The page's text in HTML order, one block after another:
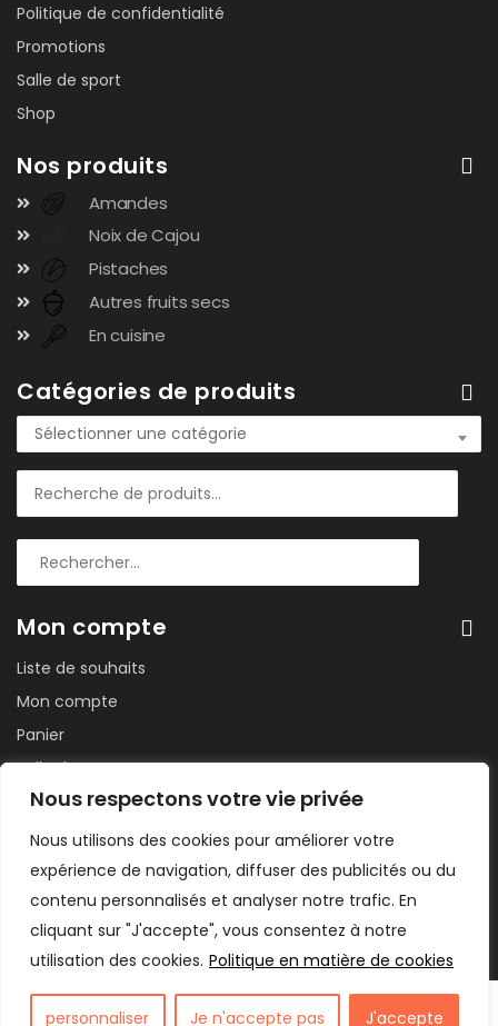
Nous respectons votre vie privée
Nous utilisons des cookies pour améliorer votre
expérience de navigation, diffuser des publicités ou du
contenu personnalisés et analyser notre trafic. En
cliquant sur "J'accepte", vous consentez à notre
utilisation des cookies. Politique en matière de cookies
personnaliser Je n'accepte pas J'accepte
Politique de confidentialité
Promotions
Salle de sport
Shop
Nos produits
Amandes
Noix de Cajou
Pistaches
Autres fruits secs
En cuisine
Catégories de produits
Sélectionner une catégorie
Mon compte
Liste de souhaits
Mon compte
Panier
Salle de sport
Suivi de commande
Tableau de bord
France Fruits Secs 2024. Site conçu par WEBOSS Digital